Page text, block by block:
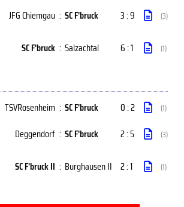
JFG Chiemgau : SC F'bruck 3 : 9 (3)
SC F'bruck : Salzachtal 6 : 1 (1)
TSVRosenheim : SC F'bruck 0 : 2 (1)
Deggendorf : SC F'bruck 2 : 5 (3)
SC F'bruck II : Burghausen II 2 : 1 (1)